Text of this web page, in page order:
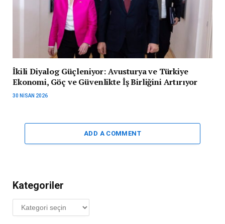
İkili Diyalog Güçleniyor: Avusturya ve Türkiye
Ekonomi, Göç ve Güvenlikte İş Birliğini Artırıyor
30 NISAN 2026
ADD A COMMENT
Kategoriler
Kategoriler